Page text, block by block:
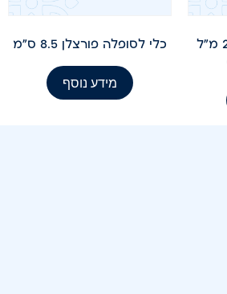
כוס מרטיני ריוחה 274 מ"ל
כלי לסופלה פורצלן 8.5 ס"מ
מידע נוסף